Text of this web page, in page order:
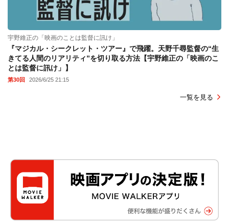
宇野維正の「映画のことは監督に訊け」
『マジカル・シークレット・ツアー』で飛躍。天野千尋監督の“生
きてる人間のリアリティ”を切り取る方法【宇野維正の「映画のこ
とは監督に訊け」】
第30回 2026/6/25 21:15
一覧を見る